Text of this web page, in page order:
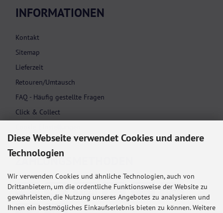
INFORMATIONEN
Kontakt
Sitemap
Lieferzeit
Retouren/Umtausch
FAQ - Häufig gestellte Fragen
Click & Collect
ZAHLUNGS­METHODEN
Diese Webseite verwendet Cookies und andere
Technologien
Wir verwenden Cookies und ähnliche Technologien, auch von
Drittanbietern, um die ordentliche Funktionsweise der Website zu
gewährleisten, die Nutzung unseres Angebotes zu analysieren und
Ihnen ein bestmögliches Einkaufserlebnis bieten zu können. Weitere